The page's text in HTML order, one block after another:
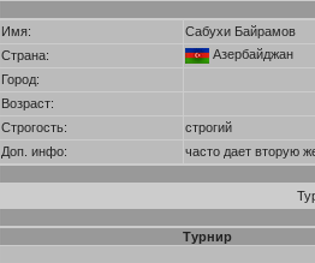
Имя:
Сабухи Байрамов
Страна:
Азербайджан
Город:
Возраст:
Строгость:
строгий
Доп. инфо:
часто дает вторую
Турнир